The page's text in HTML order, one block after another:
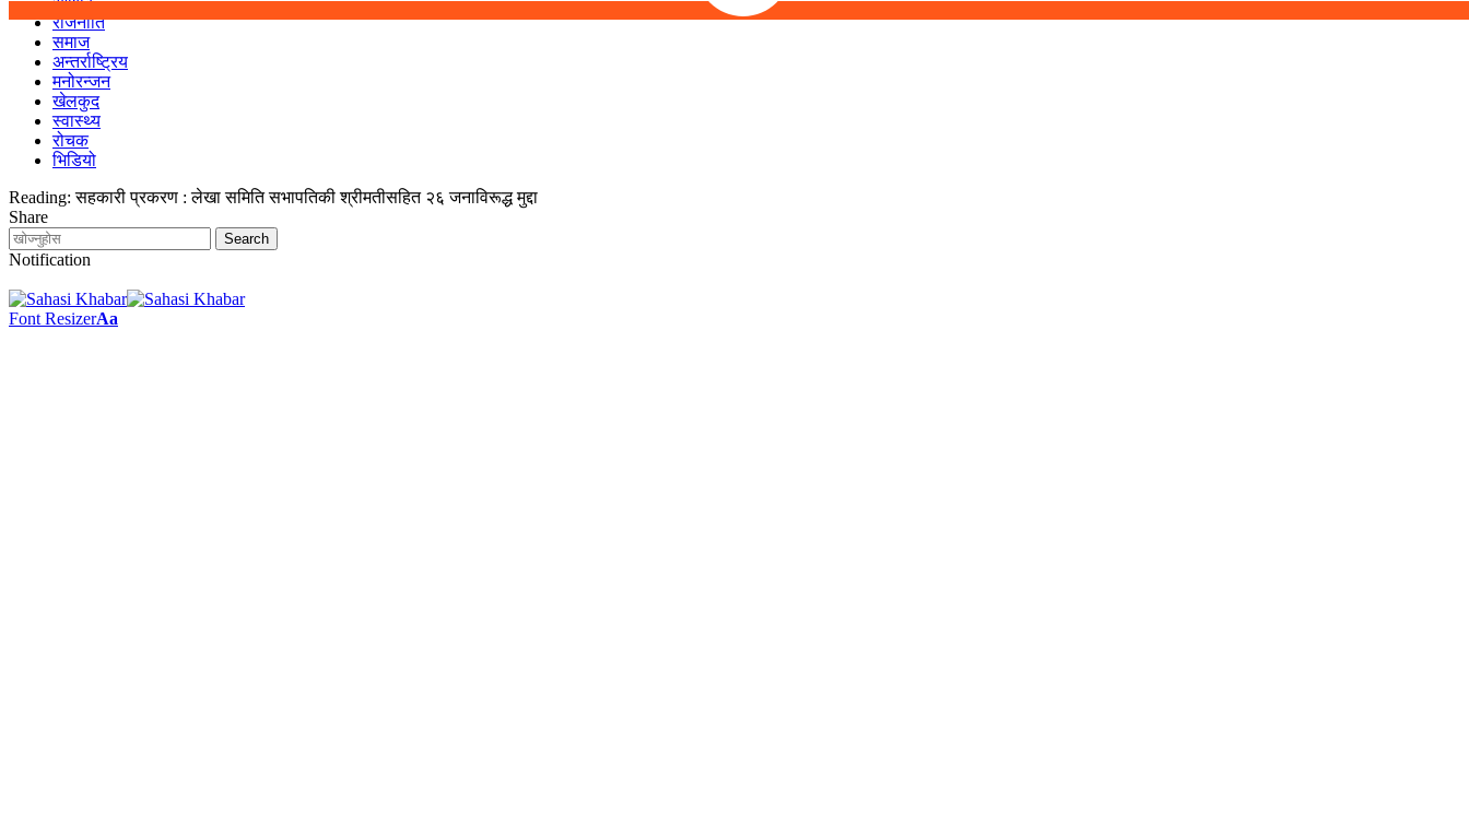
राजनीति
समाज
अन्तर्राष्ट्रिय
मनोरन्जन
खेलकुद
स्वास्थ्य
रोचक
भिडियो
Reading: सहकारी प्रकरण : लेखा समिति सभापतिकी श्रीमतीसहित २६ जनाविरूद्ध मुद्दा
Share
Notification
Font ResizerAa